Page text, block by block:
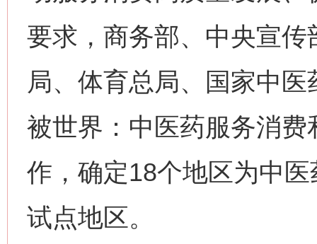
要求，商务部、中央宣
局、体育总局、国家中
被世界：中医药服务消费
作，确定18个地区为中
试点地区。